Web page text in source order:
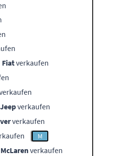
Fiatverkaufen
Jeepverkaufen
verkaufen
M
McLarenverkaufen